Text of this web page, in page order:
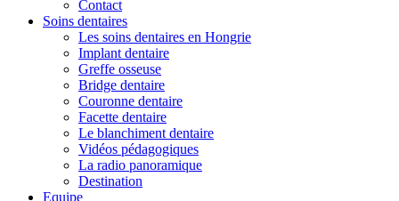
Contact
Soins dentaires
Les soins dentaires en Hongrie
Implant dentaire
Greffe osseuse
Bridge dentaire
Couronne dentaire
Facette dentaire
Le blanchiment dentaire
Vidéos pédagogiques
La radio panoramique
Destination
Equipe